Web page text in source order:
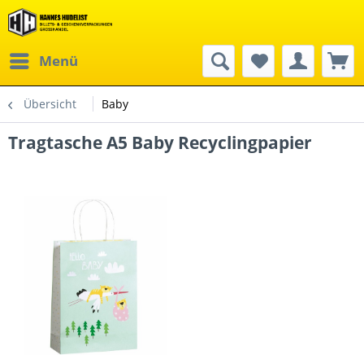
Menü
Übersicht Baby
Tragtasche A5 Baby Recyclingpapier